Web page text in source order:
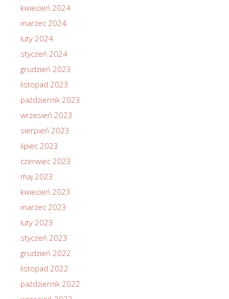
kwiecień 2024
marzec 2024
luty 2024
styczeń 2024
grudzień 2023
listopad 2023
październik 2023
wrzesień 2023
sierpień 2023
lipiec 2023
czerwiec 2023
maj 2023
kwiecień 2023
marzec 2023
luty 2023
styczeń 2023
grudzień 2022
listopad 2022
październik 2022